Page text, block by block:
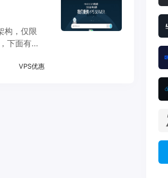
构，仅限
下面有路
VPS优惠